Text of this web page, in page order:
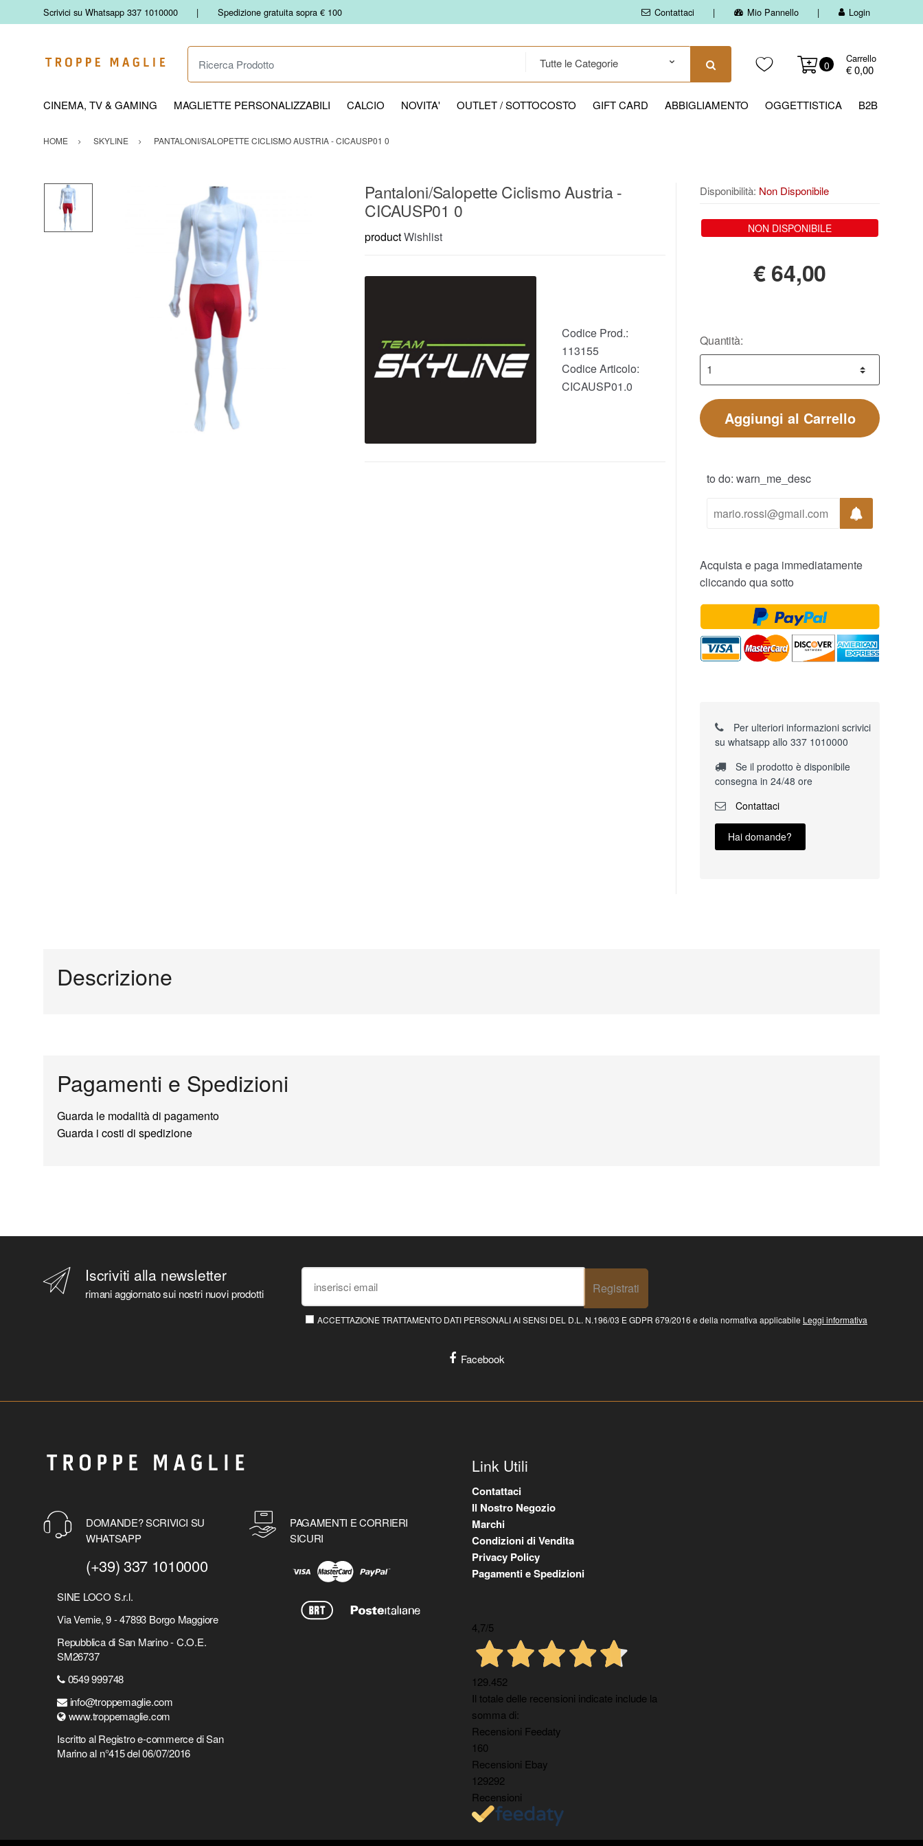
Scrivici su Whatsapp 337 1010000 Spedizione gratuita sopra € 100 Contattaci Mio Pannello Login
Ricerca Prodotto
0
Carrello
€ 0,00
CINEMA, TV & GAMING MAGLIETTE PERSONALIZZABILI CALCIO NOVITA' OUTLET / SOTTOCOSTO GIFT CARD ABBIGLIAMENTO OGGETTISTICA B2B
HOME SKYLINE PANTALONI/SALOPETTE CICLISMO AUSTRIA - CICAUSP01 0
Pantaloni/Salopette Ciclismo Austria -
CICAUSP01 0
productWishlist
Codice Prod.:
113155
Codice Articolo:
CICAUSP01.0
Disponibilità: Non Disponibile
NON DISPONIBILE
€64,00
Quantità:
Aggiungi al Carrello
to do: warn_me_desc
Acquista e paga immediatamente
cliccando qua sotto
Per ulteriori informazioni scrivici
su whatsapp allo 337 1010000
Se il prodotto è disponibile
consegna in 24/48 ore
Contattaci
Hai domande?
Descrizione
Pagamenti e Spedizioni
Guarda le modalità di pagamento
Guarda i costi di spedizione
Iscriviti alla newsletter
rimani aggiornato sui nostri nuovi prodotti Registrati
ACCETTAZIONE TRATTAMENTO DATI PERSONALI AI SENSI DEL D.L. N.196/03 E GDPR 679/2016 e della normativa applicabile Leggi informativa
Facebook
DOMANDE? SCRIVICI SU
WHATSAPP
(+39) 337 1010000
SINE LOCO S.r.l.
Via Vernie, 9 - 47893 Borgo Maggiore
Repubblica di San Marino - C.O.E.
SM26737
0549 999748
info@troppemaglie.com
www.troppemaglie.com
Iscritto al Registro e-commerce di San
Marino al n°415 del 06/07/2016
PAGAMENTI E CORRIERI
SICURI
Link Utili
Contattaci
Il Nostro Negozio
Marchi
Condizioni di Vendita
Privacy Policy
Pagamenti e Spedizioni
4,7/5
129.452
Il totale delle recensioni indicate include la
somma di:
Recensioni Feedaty
160
Recensioni Ebay
129292
Recensioni